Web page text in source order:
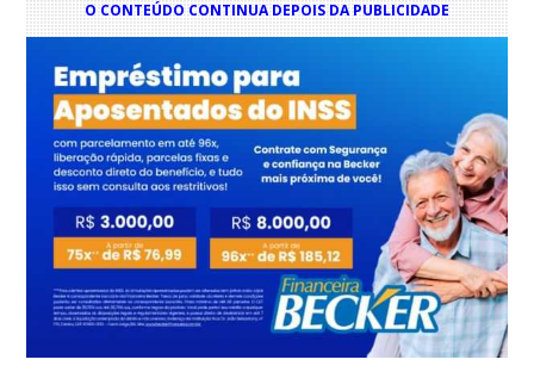
O CONTEÚDO CONTINUA DEPOIS DA PUBLICIDADE